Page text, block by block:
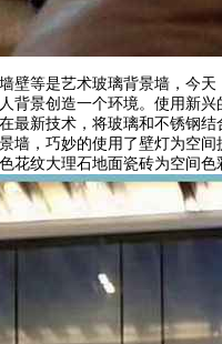
壁等是艺术玻璃背景墙，今
背景创造一个环境。使用新
新技术，将玻璃和不锈钢结
墙，巧妙的使用了壁灯为空
花纹大理石地面瓷砖为空间色